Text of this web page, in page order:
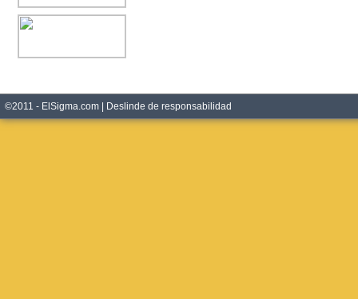
©2011 - ElSigma.com | Deslinde de responsabilidad